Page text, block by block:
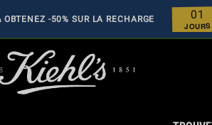
-50% SUR LA RECHARGE
0
0
0
1
JOURS